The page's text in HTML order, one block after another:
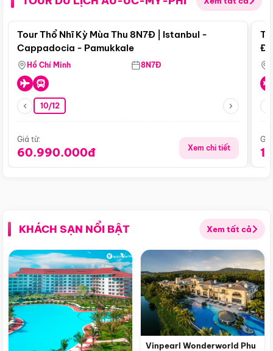
Điểm nổi bật
Tour Thổ Nhĩ Kỳ Mùa Thu 8N7Đ | Istanbul -
Cappadocia - Pamukkale
Hồ Chí Minh 8N7Đ
10/12
Giá từ:
60.990.000đ Xem chi tiết
KHÁCH SẠN NỔI BẬT Xem tất cả
Vinpearl Wonderworld Phu